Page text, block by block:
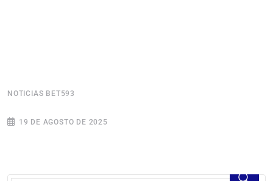
NOTICIAS BET593
19 DE AGOSTO DE 2025